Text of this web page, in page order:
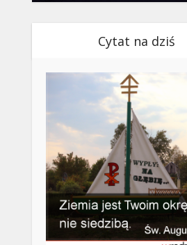
Cytat na dziś